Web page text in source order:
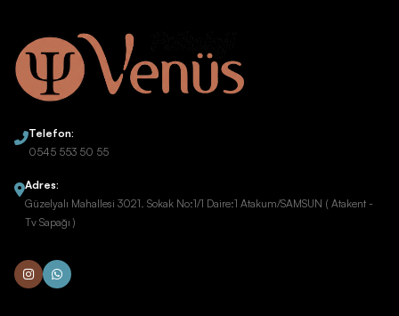
Telefon:
0545 553 50 55
Adres:
Güzelyalı Mahallesi 3021. Sokak No:1/1 Daire:1 Atakum/SAMSUN ( Atakent -
Tv Sapağı )